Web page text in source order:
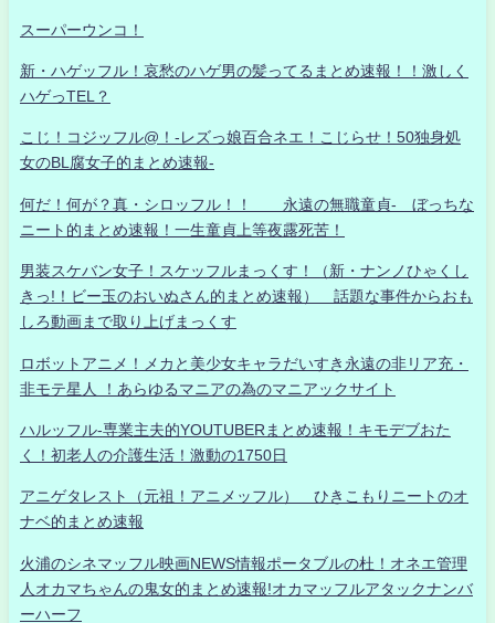
スーパーウンコ！
新・ハゲッフル！哀愁のハゲ男の髪ってるまとめ速報！！激しく
ハゲっTEL？
こじ！コジッフル@！-レズっ娘百合ネエ！こじらせ！50独身処
女のBL腐女子的まとめ速報-
何だ！何が？真・シロッフル！！ 永遠の無職童貞- ぼっちな
ニート的まとめ速報！一生童貞上等夜露死苦！
男装スケバン女子！スケッフルまっくす！（新・ナンノひゃくし
きっ!！ビー玉のおいぬさん的まとめ速報） 話題な事件からおも
しろ動画まで取り上げまっくす
ロボットアニメ！メカと美少女キャラだいすき永遠の非リア充・
非モテ星人 ！あらゆるマニアの為のマニアックサイト
ハルッフル-専業主夫的YOUTUBERまとめ速報！キモデブおた
く！初老人の介護生活！激動の1750日
アニゲタレスト（元祖！アニメッフル） ひきこもりニートのオ
ナベ的まとめ速報
火浦のシネマッフル映画NEWS情報ポータブルの杜！オネエ管理
人オカマちゃんの鬼女的まとめ速報!オカマッフルアタックナンバ
ーハーフ